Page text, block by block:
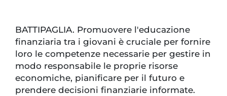
BATTIPAGLIA. Promuovere l'educazione
finanziaria tra i giovani è cruciale per fornire
loro le competenze necessarie per gestire in
modo responsabile le proprie risorse
economiche, pianificare per il futuro e
prendere decisioni finanziarie informate.